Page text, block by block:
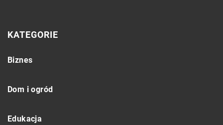
KATEGORIE
Biznes
Dom i ogród
Edukacja